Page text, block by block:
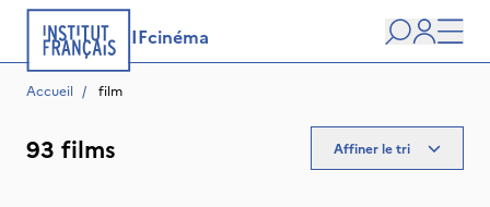
IFcinéma
user
Accueil / film
93 films Affiner le tri